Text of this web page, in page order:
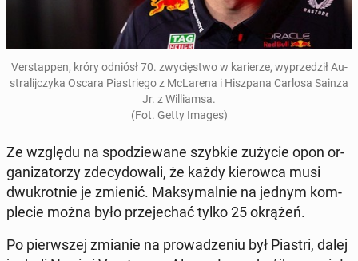
Ver­stap­pen, króry odniósł 70. zwy­cię­stwo w ka­rie­rze, wy­prze­dził Au­
stra­lij­czy­ka Oscara Pia­strie­go z McLa­re­na i Hisz­pa­na Carlosa Sainza
Jr. z Wil­liam­sa.
(Fot. Getty Images)
Ze względu na spo­dzie­wa­ne szybkie zużycie opon or­
ga­ni­za­to­rzy zde­cy­do­wa­li, że każdy kie­row­ca musi
dwu­krot­nie je zmienić. Mak­sy­mal­nie na jednym kom­
ple­cie można było prze­je­chać tylko 25 okrążeń.
Po pierw­szej zmianie na pro­wa­dze­niu był Piastri, dalej